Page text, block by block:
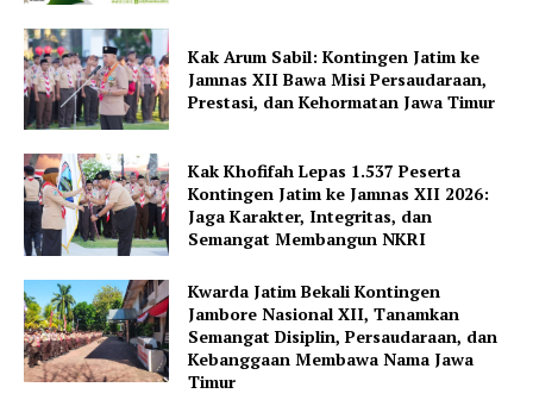
Kak Arum Sabil: Kontingen Jatim ke
Jamnas XII Bawa Misi Persaudaraan,
Prestasi, dan Kehormatan Jawa Timur
Kak Khofifah Lepas 1.537 Peserta
Kontingen Jatim ke Jamnas XII 2026:
Jaga Karakter, Integritas, dan
Semangat Membangun NKRI
Kwarda Jatim Bekali Kontingen
Jambore Nasional XII, Tanamkan
Semangat Disiplin, Persaudaraan, dan
Kebanggaan Membawa Nama Jawa
Timur